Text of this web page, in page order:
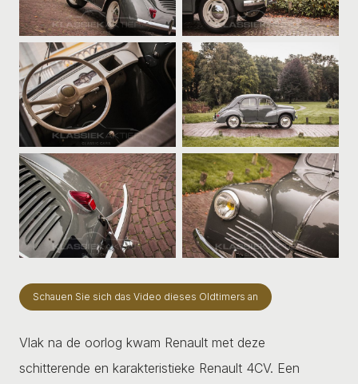
Schauen Sie sich das Video dieses Oldtimers an
Vlak na de oorlog kwam Renault met deze
schitterende en karakteristieke Renault 4CV. Een